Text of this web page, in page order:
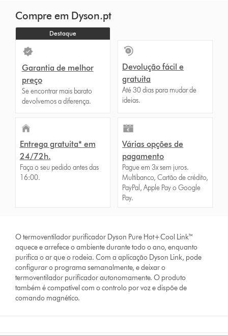
Compre em Dyson.pt
Destaque
Garantia de melhor
preço
Se encontrar mais barato
devolvemos a diferença.
Devolução fácil e
gratuita
Até 30 dias para mudar de
ideias.
Entrega gratuita* em
24/72h.
Faça o seu pedido antes das
16:00.
Várias opções de
pagamento
Pague em 3x sem juros.
Multibanco, Cartão de crédito,
PayPal, Apple Pay o Google
Pay.
O termoventilador purificador Dyson Pure Hot+Cool Link™
aquece e arrefece o ambiente durante todo o ano, enquanto
purifica o ar que o rodeia. Com a aplicação Dyson Link, pode
configurar o programa semanalmente, e deixar o
termoventilador purificador autonomamente. O produto
também é compatível com o controlo por voz e dispõe de
comando magnético.